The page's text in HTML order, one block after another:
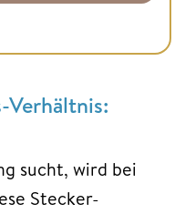
Verhältnis:
sucht, wird bei
Stecker-